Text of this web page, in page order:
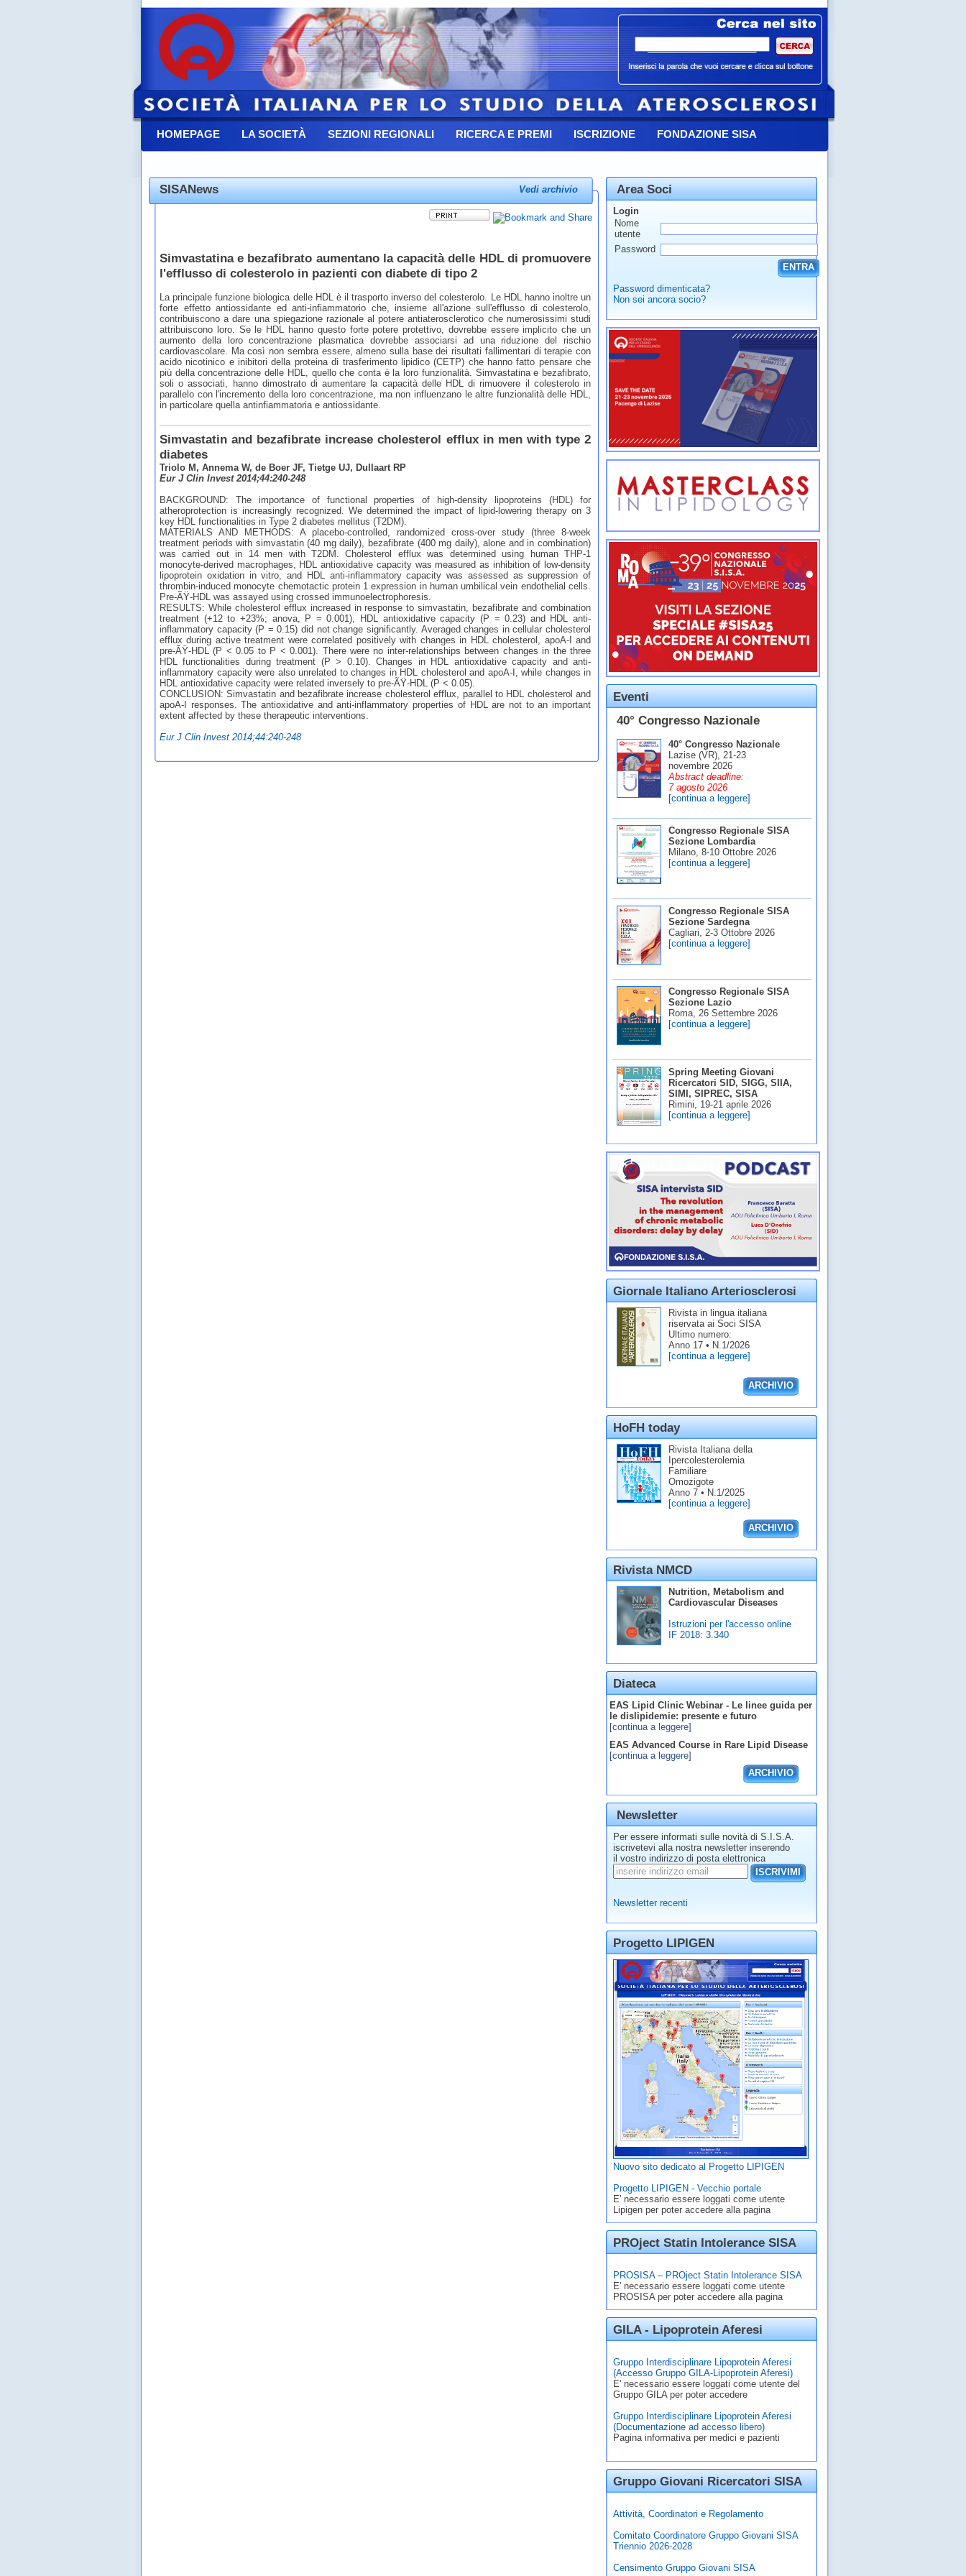
HOMEPAGE LA SOCIETÀ SEZIONI REGIONALI RICERCA E PREMI ISCRIZIONE FONDAZIONE SISA
SISANews Vedi archivio
Simvastatina e bezafibrato aumentano la capacità delle HDL di promuovere
l'efflusso di colesterolo in pazienti con diabete di tipo 2
La principale funzione biologica delle HDL è il trasporto inverso del colesterolo. Le HDL hanno inoltre un
forte effetto antiossidante ed anti-infiammatorio che, insieme all'azione sull'efflusso di colesterolo,
contribuiscono a dare una spiegazione razionale al potere antiaterosclerotico che numerosissimi studi
attribuiscono loro. Se le HDL hanno questo forte potere protettivo, dovrebbe essere implicito che un
aumento della loro concentrazione plasmatica dovrebbe associarsi ad una riduzione del rischio
cardiovascolare. Ma così non sembra essere, almeno sulla base dei risultati fallimentari di terapie con
acido nicotinico e inibitori della proteina di trasferimento lipidico (CETP) che hanno fatto pensare che
più della concentrazione delle HDL, quello che conta è la loro funzionalità. Simvastatina e bezafibrato,
soli o associati, hanno dimostrato di aumentare la capacità delle HDL di rimuovere il colesterolo in
parallelo con l'incremento della loro concentrazione, ma non influenzano le altre funzionalità delle HDL,
in particolare quella antinfiammatoria e antiossidante.
Simvastatin and bezafibrate increase cholesterol efflux in men with type 2
diabetes
Triolo M, Annema W, de Boer JF, Tietge UJ, Dullaart RP
Eur J Clin Invest 2014;44:240-248
BACKGROUND: The importance of functional properties of high-density lipoproteins (HDL) for
atheroprotection is increasingly recognized. We determined the impact of lipid-lowering therapy on 3
key HDL functionalities in Type 2 diabetes mellitus (T2DM).
MATERIALS AND METHODS: A placebo-controlled, randomized cross-over study (three 8-week
treatment periods with simvastatin (40 mg daily), bezafibrate (400 mg daily), alone and in combination)
was carried out in 14 men with T2DM. Cholesterol efflux was determined using human THP-1
monocyte-derived macrophages, HDL antioxidative capacity was measured as inhibition of low-density
lipoprotein oxidation in vitro, and HDL anti-inflammatory capacity was assessed as suppression of
thrombin-induced monocyte chemotactic protein 1 expression in human umbilical vein endothelial cells.
Pre-ÃŸ-HDL was assayed using crossed immunoelectrophoresis.
RESULTS: While cholesterol efflux increased in response to simvastatin, bezafibrate and combination
treatment (+12 to +23%; anova, P = 0.001), HDL antioxidative capacity (P = 0.23) and HDL anti-
inflammatory capacity (P = 0.15) did not change significantly. Averaged changes in cellular cholesterol
efflux during active treatment were correlated positively with changes in HDL cholesterol, apoA-I and
pre-ÃŸ-HDL (P < 0.05 to P < 0.001). There were no inter-relationships between changes in the three
HDL functionalities during treatment (P > 0.10). Changes in HDL antioxidative capacity and anti-
inflammatory capacity were also unrelated to changes in HDL cholesterol and apoA-I, while changes in
HDL antioxidative capacity were related inversely to pre-ÃŸ-HDL (P < 0.05).
CONCLUSION: Simvastatin and bezafibrate increase cholesterol efflux, parallel to HDL cholesterol and
apoA-I responses. The antioxidative and anti-inflammatory properties of HDL are not to an important
extent affected by these therapeutic interventions.
Eur J Clin Invest 2014;44:240-248
Area Soci
Login
Nome
utente
Password
ENTRA
Password dimenticata?
Non sei ancora socio?
Eventi
40° Congresso Nazionale
40° Congresso Nazionale
Lazise (VR), 21-23
novembre 2026
Abstract deadline:
7 agosto 2026
[continua a leggere]
Congresso Regionale SISA
Sezione Lombardia
Milano, 8-10 Ottobre 2026
[continua a leggere]
Congresso Regionale SISA
Sezione Sardegna
Cagliari, 2-3 Ottobre 2026
[continua a leggere]
Congresso Regionale SISA
Sezione Lazio
Roma, 26 Settembre 2026
[continua a leggere]
Spring Meeting Giovani
Ricercatori SID, SIGG, SIIA,
SIMI, SIPREC, SISA
Rimini, 19-21 aprile 2026
[continua a leggere]
Giornale Italiano Arteriosclerosi
Rivista in lingua italiana
riservata ai Soci SISA
Ultimo numero:
Anno 17 • N.1/2026
[continua a leggere]
ARCHIVIO
HoFH today
Rivista Italiana della
Ipercolesterolemia
Familiare
Omozigote
Anno 7 • N.1/2025
[continua a leggere]
ARCHIVIO
Rivista NMCD
Nutrition, Metabolism and
Cardiovascular Diseases
Istruzioni per l'accesso online
IF 2018: 3.340
Diateca
EAS Lipid Clinic Webinar - Le linee guida per
le dislipidemie: presente e futuro
[continua a leggere]
EAS Advanced Course in Rare Lipid Disease
[continua a leggere]
ARCHIVIO
Newsletter
Per essere informati sulle novità di S.I.S.A.
iscrivetevi alla nostra newsletter inserendo
il vostro indirizzo di posta elettronica
ISCRIVIMI
Newsletter recenti
Progetto LIPIGEN
Nuovo sito dedicato al Progetto LIPIGEN
Progetto LIPIGEN - Vecchio portale
E' necessario essere loggati come utente
Lipigen per poter accedere alla pagina
PROject Statin Intolerance SISA
PROSISA – PROject Statin Intolerance SISA
E' necessario essere loggati come utente
PROSISA per poter accedere alla pagina
GILA - Lipoprotein Aferesi
Gruppo Interdisciplinare Lipoprotein Aferesi
(Accesso Gruppo GILA-Lipoprotein Aferesi)
E' necessario essere loggati come utente del
Gruppo GILA per poter accedere
Gruppo Interdisciplinare Lipoprotein Aferesi
(Documentazione ad accesso libero)
Pagina informativa per medici e pazienti
Gruppo Giovani Ricercatori SISA
Attività, Coordinatori e Regolamento
Comitato Coordinatore Gruppo Giovani SISA
Triennio 2026-2028
Censimento Gruppo Giovani SISA